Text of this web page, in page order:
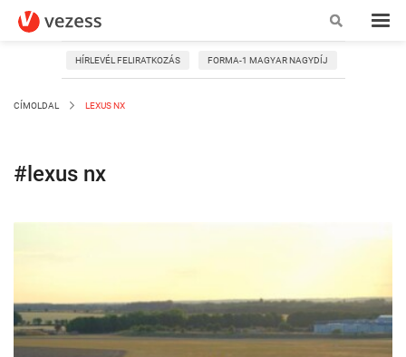
HÍRLEVÉL FELIRATKOZÁS FORMA-1 MAGYAR NAGYDÍJ
CÍMOLDAL LEXUS NX
#lexus nx